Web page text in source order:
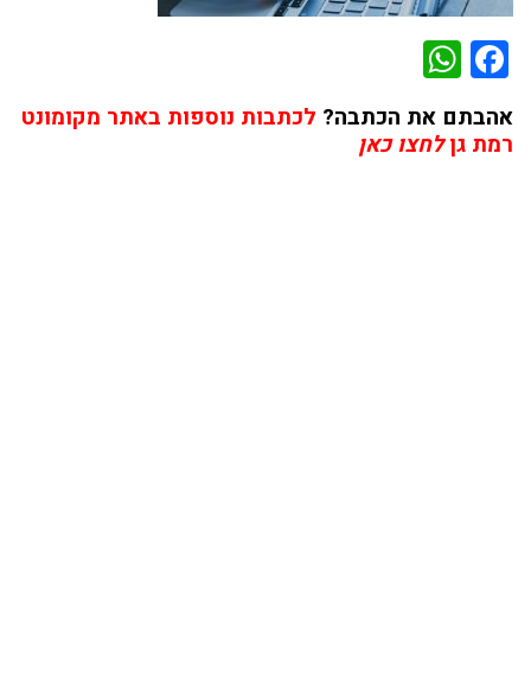
Facebook
אהבתם את הכתבה? לכתבות נוספות באתר מקומונט
רמת גןלחצו כאן